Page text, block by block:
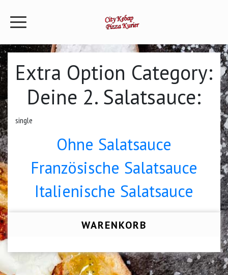
Extra Option Category:
Deine 2. Salatsauce:
single
Ohne Salatsauce
Französische Salatsauce
Italienische Salatsauce
WARENKORB